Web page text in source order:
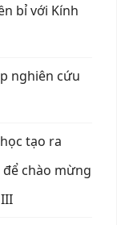
bỉ với Kính
nghiên cứu
tạo ra
để chào mừng